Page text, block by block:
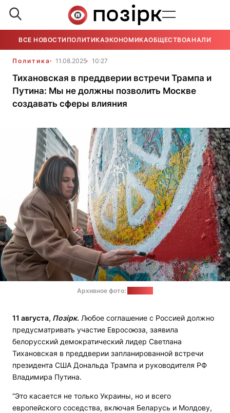
ВСЕ НОВОСТИ ПОЛИТИКАЭКОНОМИКАОБЩЕСТВОАНАЛИТИКА
Политика 11.08.2025 10:27
Тихановская в преддверии встречи Трампа и
Путина: Мы не должны позволить Москве
создавать сферы влияния
Архивное фото:
11 августа, Позірк. Любое соглашение с Россией должно
предусматривать участие Евросоюза, заявила
белорусский демократический лидер Светлана
Тихановская в преддверии запланированной встречи
президента США Дональда Трампа и руководителя РФ
Владимира Путина.
“Это касается не только Украины, но и всего
европейского соседства, включая Беларусь и Молдову,